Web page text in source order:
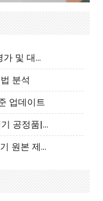
CNC Tech 국산 케이블 구성 요소 평가 및 대량 생산 적합성 가이드
분석
업데이트
JST 연결기- JST NSHR-02V-S 연결기 공정품|대체품 제공
JST 연결기 - JST GHR-09V-S 연결기 원본 제품 제공 | 대체품 제공